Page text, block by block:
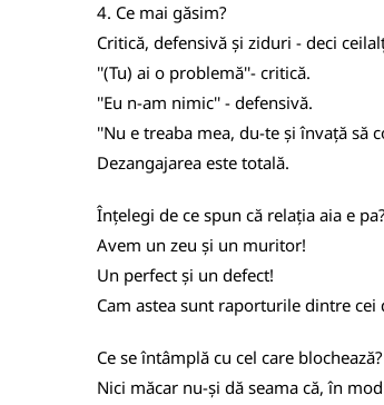
4. Ce mai găsim?
Critică, defensivă și ziduri - deci
''(Tu) ai o problemă''- critică.
''Eu n-am nimic'' - defensivă.
''Nu e treaba mea, du-te și învață să
Dezangajarea este totală.
Înțelegi de ce spun că relația aia e pa?
Avem un zeu și un muritor!
Un perfect și un defect!
Cam astea sunt raporturile dintre cei
Ce se întâmplă cu cel care blochează?
Nici măcar nu-și dă seama că, în